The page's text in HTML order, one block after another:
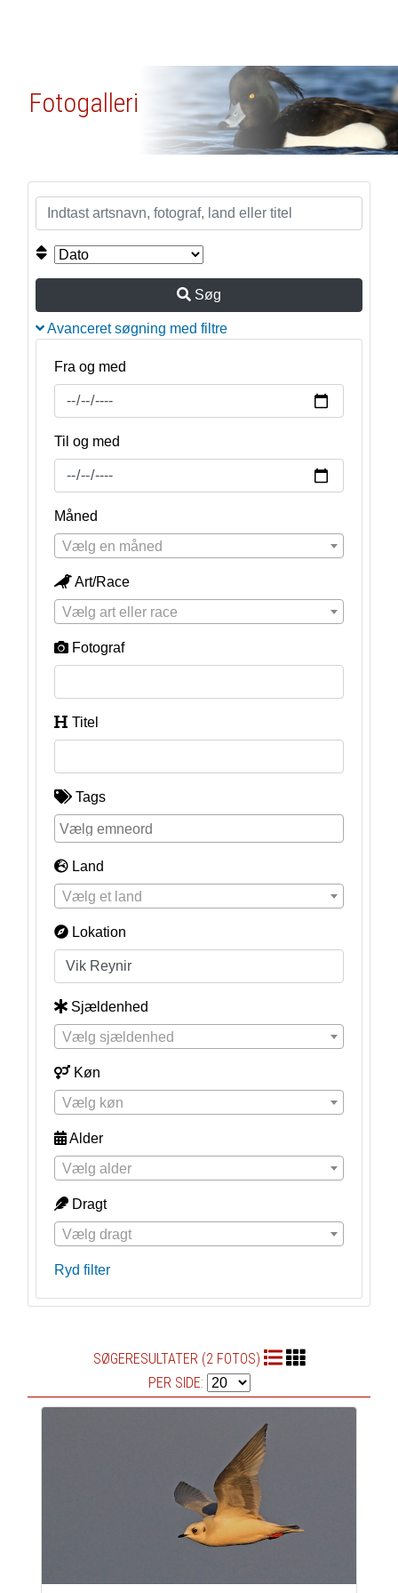
Fotogalleri
Søg
Avanceret søgning med filtre
Fra og med
Til og med
Måned
Vælg en måned
Art/Race
Vælg art eller race
Fotograf
Titel
Tags
Land
Vælg et land
Lokation
Sjældenhed
Vælg sjældenhed
Køn
Vælg køn
Alder
Vælg alder
Dragt
Vælg dragt
Ryd filter
SØGERESULTATER (2 FOTOS)
PER SIDE: